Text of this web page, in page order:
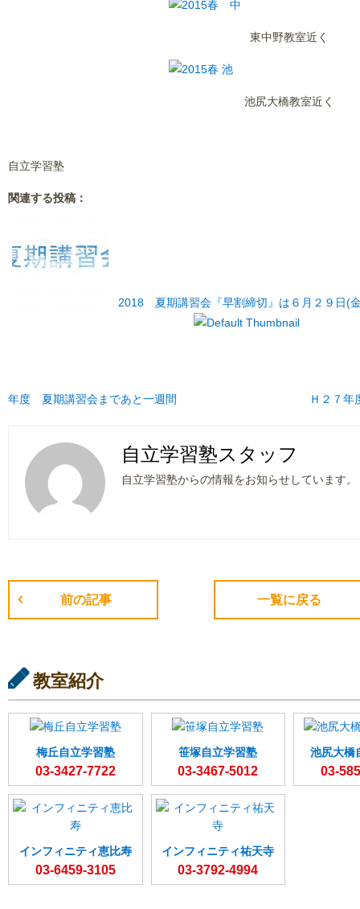
東中野教室近く
池尻大橋教室近く
自立学習塾
関連する投稿：
2018 夏期講習会『早割締切』は６月２９日(
年度 夏期講習会まであと一週間 Ｈ２７
自立学習塾スタッフ
自立学習塾からの情報をお知らせしています。
前の記事 一覧に戻る
教室紹介
梅丘自立学習塾
03-3427-7722
笹塚自立学習塾
03-3467-5012
池尻大橋
03-
インフィニティ恵比寿
03-6459-3105
インフィニティ祐天寺
03-3792-4994